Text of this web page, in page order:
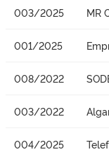
003/2025 MR
001/2025
008/2022
003/2022
004/2025